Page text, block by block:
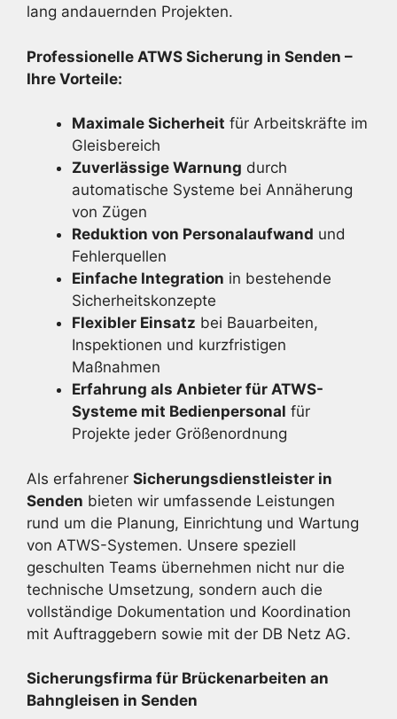
lang andauernden Projekten.
Professionelle ATWS Sicherung in Senden –
Ihre Vorteile:
Maximale Sicherheit für Arbeitskräfte im
Gleisbereich
Zuverlässige Warnung durch
automatische Systeme bei Annäherung
von Zügen
Reduktion von Personalaufwand und
Fehlerquellen
Einfache Integration in bestehende
Sicherheitskonzepte
Flexibler Einsatz bei Bauarbeiten,
Inspektionen und kurzfristigen
Maßnahmen
Erfahrung als Anbieter für ATWS-
Systeme mit Bedienpersonal für
Projekte jeder Größenordnung
Als erfahrener Sicherungsdienstleister in
Senden bieten wir umfassende Leistungen
rund um die Planung, Einrichtung und Wartung
von ATWS-Systemen. Unsere speziell
geschulten Teams übernehmen nicht nur die
technische Umsetzung, sondern auch die
vollständige Dokumentation und Koordination
mit Auftraggebern sowie mit der DB Netz AG.
Sicherungsfirma für Brückenarbeiten an
Bahngleisen in Senden